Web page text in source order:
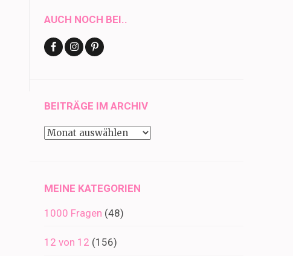
AUCH NOCH BEI..
BEITRÄGE IM ARCHIV
Beiträge
MEINE KATEGORIEN
1000 Fragen (48)
12 von 12 (156)